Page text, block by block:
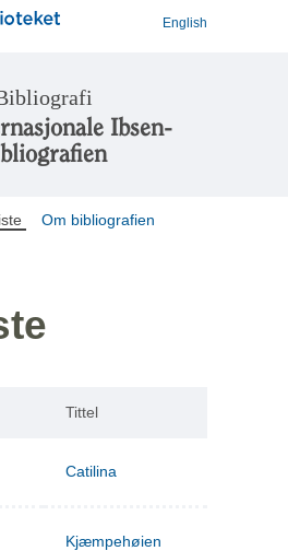
English
Ibsen-
Om bibliografien
Tittel
Catilina
Kjæmpehøien